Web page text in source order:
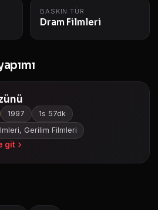
BASKIN TÜR
Dram Filmleri
1997
1s 57dk
Gerilim Filmleri
git